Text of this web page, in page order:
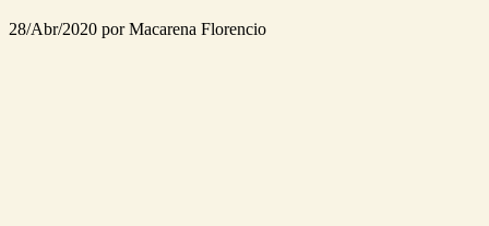
28/Abr/2020 por Macarena Florencio